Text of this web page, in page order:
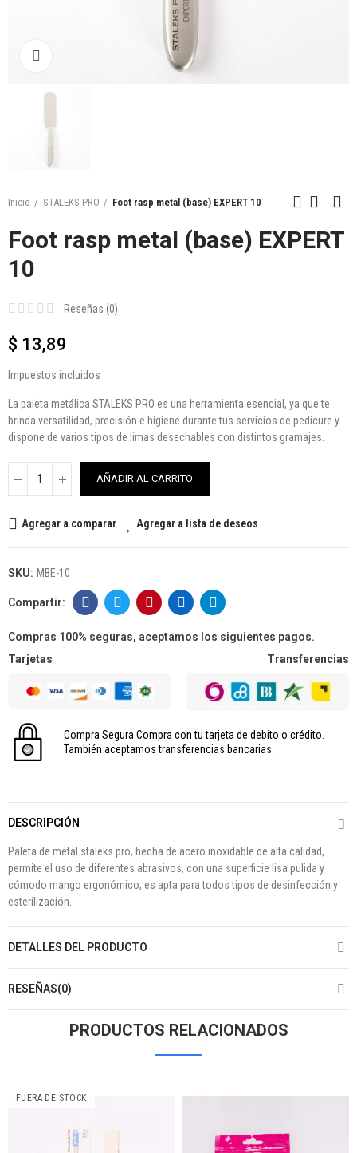
Inicio STALEKS PRO Foot rasp metal (base) EXPERT 10
Foot rasp metal (base) EXPERT
10
Reseñas (0)
$ 13,89
Impuestos incluidos
La paleta metálica STALEKS PRO es una herramienta esencial, ya que te
brinda versatilidad, precisión e higiene durante tus servicios de pedicure y
dispone de varios tipos de limas desechables con distintos gramajes.
AÑADIR AL CARRITO
Agregar a comparar Agregar a lista de deseos
SKU: MBE-10
Compras 100% seguras, aceptamos los siguientes pagos.
Tarjetas
Transferencias
Compra Segura Compra con tu tarjeta de debito o crédito.
También aceptamos transferencias bancarias.
DESCRIPCIÓN
Paleta de metal staleks pro, hecha de acero inoxidable de alta calidad,
permite el uso de diferentes abrasivos, con una superficie lisa pulida y
cómodo mango ergonómico, es apta para todos tipos de desinfección y
esterilización.
DETALLES DEL PRODUCTO
RESEÑAS(0)
PRODUCTOS RELACIONADOS
FUERA DE STOCK